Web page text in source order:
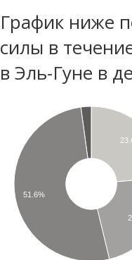
График ниже
силы в
в Эль-Гуне в
51.6%